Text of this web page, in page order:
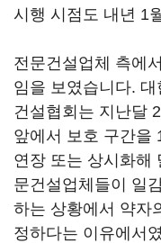
시행 시점도 내년 1
전문건설업체 측에
임을 보였습니다. 대
건설협회는 지난달
앞에서 보호 구간을
연장 또는 상시화해
문건설업체들이 일
하는 상황에서 약자
정하다는 이유에서